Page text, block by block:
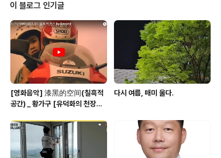
이 블로그 인기글
[영화음악] 漆黑的空间(칠흑적
공간) _ 황가구 [유덕화의 천장지
다시 여름, 매미 울다.